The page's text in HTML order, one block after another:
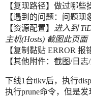
【复现路径】做过哪些
【遇到的问题：问题现
【资源配置】
进入到
主机(Hosts) 截图此页面
【复制黏贴 ERROR 报
【其他附件：截图/日志/
下线1台tikv后，执行
执行prune命令，但是发